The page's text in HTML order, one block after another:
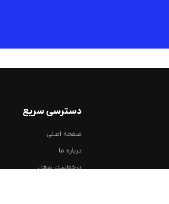
دسترسی سریع
صفحه اصلی
درباره ما
درخواست شغل